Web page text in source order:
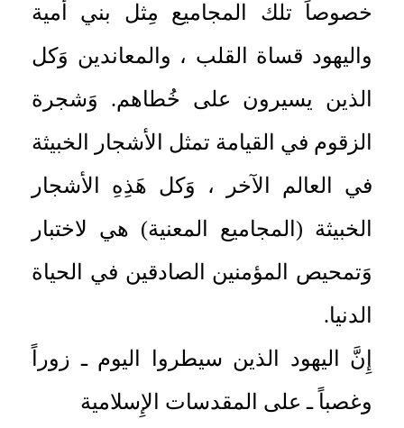
خصوصاً تلك المجاميع مِثل بني أمية
واليهود قساة القلب ، والمعاندين وَكل
الذين يسيرون على خُطاهم. وَشجرة
الزقوم في القيامة تمثل الأشجار الخبيثة
في العالم الآخر ، وَكل هَذِهِ الأشجار
الخبيثة (المجاميع المعنية) هي لاختبار
وَتمحيص المؤمنين الصادقين في الحياة
الدنيا.
إِنَّ اليهود الذين سيطروا اليوم ـ زوراً
وغصباً ـ على المقدسات الإِسلامية